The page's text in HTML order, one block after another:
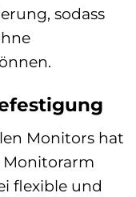
sodass
Monitors hat
Monitorarm
flexible und